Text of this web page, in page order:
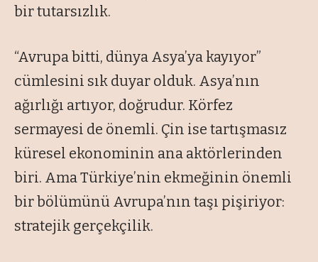
bir tutarsızlık.
“Avrupa bitti, dünya Asya’ya kayıyor”
cümlesini sık duyar olduk. Asya’nın
ağırlığı artıyor, doğrudur. Körfez
sermayesi de önemli. Çin ise tartışmasız
küresel ekonominin ana aktörlerinden
biri. Ama Türkiye’nin ekmeğinin önemli
bir bölümünü Avrupa’nın taşı pişiriyor:
stratejik gerçekçilik.